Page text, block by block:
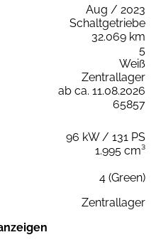
Aug / 2023
Schaltgetriebe
32.069 km
5
Weiß
Zentrallager
ab ca. 11.08.2026
65857
96 kW / 131 PS
1.995 cm³
4 (Green)
Zentrallager